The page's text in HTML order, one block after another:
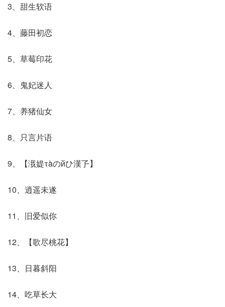
3、甜生软语
4、藤田初恋
5、草莓印花
6、鬼妃迷人
7、养猪仙女
8、只言片语
9、【涐媞τàのйひ漢孒】
10、逍遥未遂
11、旧爱似你
12、【歌尽桃花】
13、日暮斜阳
14、吃草长大